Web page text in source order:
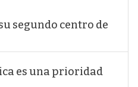
segundo centro de
es una prioridad